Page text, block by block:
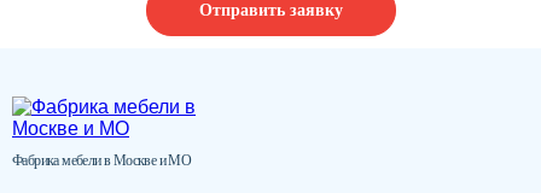
Отправить заявку
Фабрика мебели в Москве и МО